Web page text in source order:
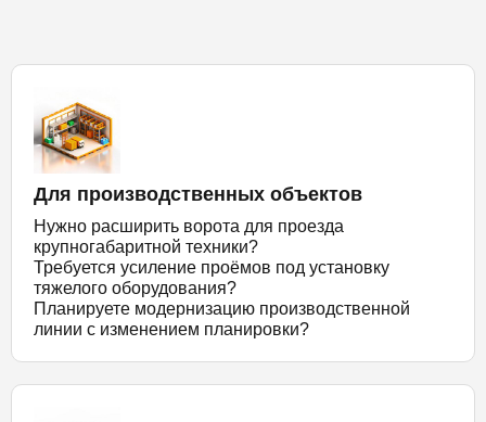
Для производственных объектов
Нужно расширить ворота для проезда
крупногабаритной техники?
Требуется усиление проёмов под установку
тяжелого оборудования?
Планируете модернизацию производственной
линии с изменением планировки?